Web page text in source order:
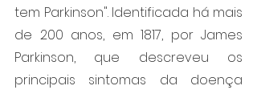
tem Parkinson". Identificada há mais
de 200 anos, em 1817, por James
Parkinson, que descreveu os
principais sintomas da doença